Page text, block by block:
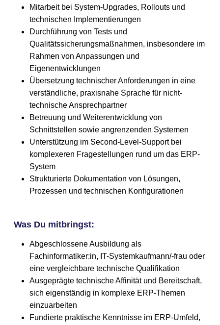
Mitarbeit bei System-Upgrades, Rollouts und
technischen Implementierungen
Durchführung von Tests und
Qualitätssicherungsmaßnahmen, insbesondere im
Rahmen von Anpassungen und
Eigenentwicklungen
Übersetzung technischer Anforderungen in eine
verständliche, praxisnahe Sprache für nicht-
technische Ansprechpartner
Betreuung und Weiterentwicklung von
Schnittstellen sowie angrenzenden Systemen
Unterstützung im Second-Level-Support bei
komplexeren Fragestellungen rund um das ERP-
System
Strukturierte Dokumentation von Lösungen,
Prozessen und technischen Konfigurationen
Was Du mitbringst:
Abgeschlossene Ausbildung als
Fachinformatiker:in, IT-Systemkaufmann/-frau oder
eine vergleichbare technische Qualifikation
Ausgeprägte technische Affinität und Bereitschaft,
sich eigenständig in komplexe ERP-Themen
einzuarbeiten
Fundierte praktische Kenntnisse im ERP-Umfeld,